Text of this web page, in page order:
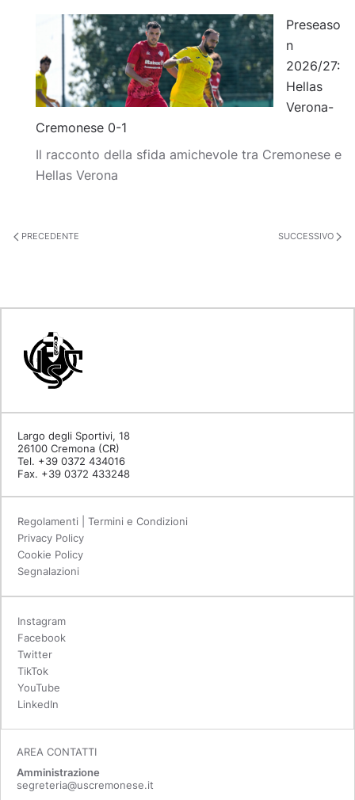
Preseaso
n
2026/27:
Hellas
Verona-
Cremonese 0-1
Il racconto della sfida amichevole tra Cremonese e
Hellas Verona
PRECEDENTE SUCCESSIVO
Largo degli Sportivi, 18
26100 Cremona (CR)
Tel. +39 0372 434016
Fax. +39 0372 433248
Regolamenti | Termini e Condizioni
Privacy Policy
Cookie Policy
Segnalazioni
Instagram
Facebook
Twitter
TikTok
YouTube
LinkedIn
AREA CONTATTI
Amministrazione
segreteria@uscremonese.it